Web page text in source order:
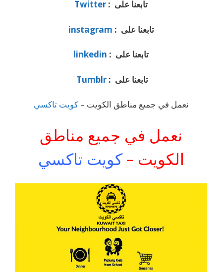
تابعنا على : Twitter
تابعنا على : instagram
تابعنا على : linkedin
تابعنا على :Tumblr
نعمل في جميع مناطق الكويت –كويت تاكسي
نعمل في جميع مناطق
الكويت –كويت تاكسي